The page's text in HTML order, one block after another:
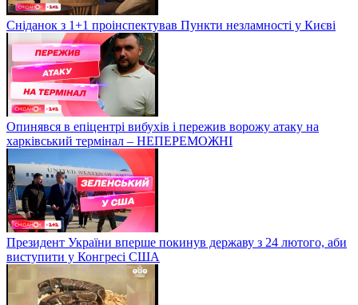
Сніданок з 1+1 проінспектував Пункти незламності у Києві
Опинявся в епіцентрі вибухів і пережив ворожу атаку на
харківський термінал – НЕПЕРЕМОЖНІ
Президент України вперше покинув державу з 24 лютого, аби
виступити у Конгресі США